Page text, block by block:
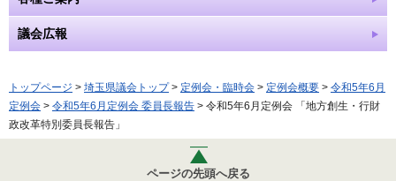
議会広報
トップページ > 埼玉県議会トップ> 定例会・臨時会 > 定例会概要 > 令和5年6月
定例会 > 令和5年6月定例会 委員長報告 > 令和5年6月定例会 「地方創生・行財
政改革特別委員長報告」
ページの先頭へ戻る